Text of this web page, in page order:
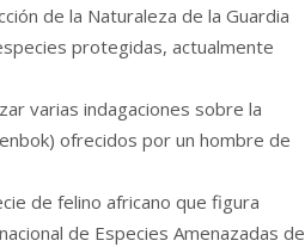
de la Naturaleza de la Guardia
protegidas, actualmente
varias indagaciones sobre la
ofrecidos por un hombre de
de felino africano que figura
de Especies Amenazadas de